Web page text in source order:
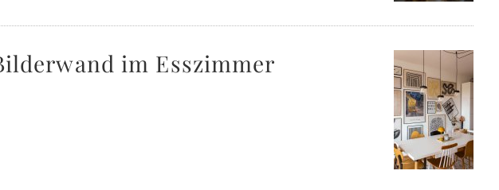
im Esszimmer